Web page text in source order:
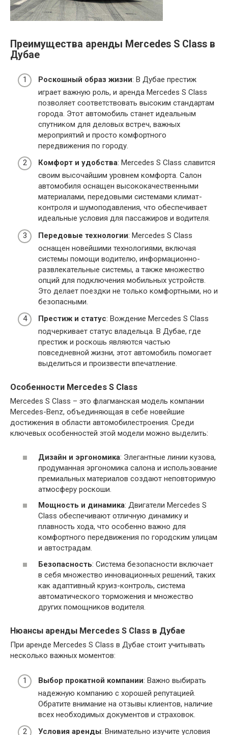
Преимущества аренды Mercedes S Class в
Дубае
Роскошный образ жизни: В Дубае престиж
играет важную роль, и аренда Mercedes S Class
позволяет соответствовать высоким стандартам
города. Этот автомобиль станет идеальным
спутником для деловых встреч, важных
мероприятий и просто комфортного
передвижения по городу.
Комфорт и удобства: Mercedes S Class славится
своим высочайшим уровнем комфорта. Салон
автомобиля оснащен высококачественными
материалами, передовыми системами климат-
контроля и шумоподавления, что обеспечивает
идеальные условия для пассажиров и водителя.
Передовые технологии: Mercedes S Class
оснащен новейшими технологиями, включая
системы помощи водителю, информационно-
развлекательные системы, а также множество
опций для подключения мобильных устройств.
Это делает поездки не только комфортными, но и
безопасными.
Престиж и статус: Вождение Mercedes S Class
подчеркивает статус владельца. В Дубае, где
престиж и роскошь являются частью
повседневной жизни, этот автомобиль помогает
выделиться и произвести впечатление.
Особенности Mercedes S Class
Mercedes S Class – это флагманская модель компании
Mercedes-Benz, объединяющая в себе новейшие
достижения в области автомобилестроения. Среди
ключевых особенностей этой модели можно выделить:
Дизайн и эргономика: Элегантные линии кузова,
продуманная эргономика салона и использование
премиальных материалов создают неповторимую
атмосферу роскоши.
Мощность и динамика: Двигатели Mercedes S
Class обеспечивают отличную динамику и
плавность хода, что особенно важно для
комфортного передвижения по городским улицам
и автострадам.
Безопасность: Система безопасности включает
в себя множество инновационных решений, таких
как адаптивный круиз-контроль, система
автоматического торможения и множество
других помощников водителя.
Нюансы аренды Mercedes S Class в Дубае
При аренде Mercedes S Class в Дубае стоит учитывать
несколько важных моментов:
Выбор прокатной компании: Важно выбирать
надежную компанию с хорошей репутацией.
Обратите внимание на отзывы клиентов, наличие
всех необходимых документов и страховок.
Условия аренды: Внимательно изучите условия